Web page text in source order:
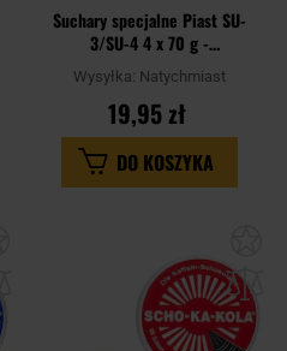
Suchary specjalne Piast SU-
3/SU-4 4 x 70 g -
Owoce/Wołowina
Wysyłka: Natychmiast
19,95 zł
DO KOSZYKA